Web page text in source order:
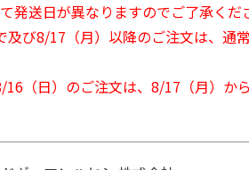
発送日が異なりますのでご了承くだ
及び8/17（月）以降のご注文は、通
16（日）のご注文は、8/17（月）か